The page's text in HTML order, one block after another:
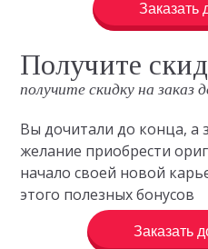
Заказать
Получите
получите скидку на заказ
Вы дочитали до конца, а
желание приобрести
начало своей новой
этого полезных бонусов
Заказать